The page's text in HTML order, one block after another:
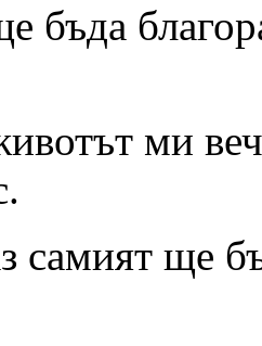
бъда
ми
самият ще